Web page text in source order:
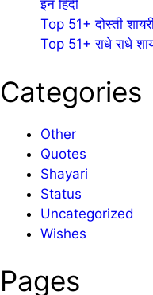
इन हिंदी
Top 51+ दोस्ती
Top 51+ राधे राधे
Categories
Other
Quotes
Shayari
Status
Uncategorized
Wishes
Pages